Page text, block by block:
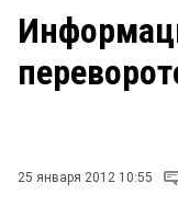
ЗАКОН
НОВОСТИ
СТИЛЬ ЖИЗНИ
25 января 2012 10:55